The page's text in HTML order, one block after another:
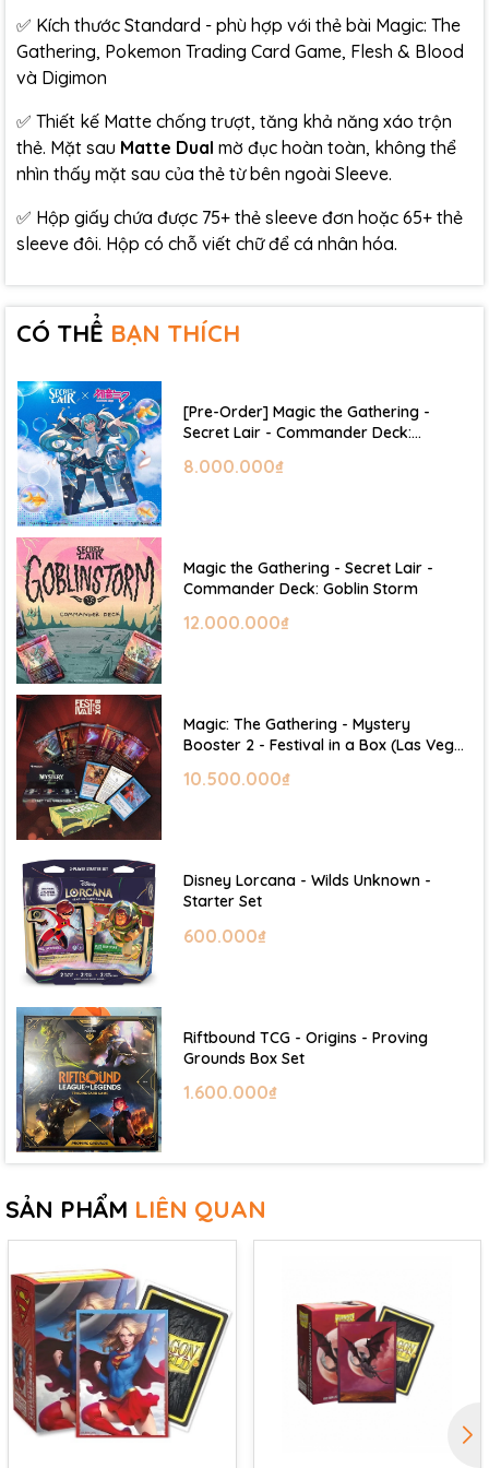
✅ Kích thước Standard - phù hợp với thẻ bài Magic: The
Gathering, Pokemon Trading Card Game, Flesh & Blood
và Digimon
✅ Thiết kế Matte chống trượt, tăng khả năng xáo trộn
thẻ. Mặt sau Matte Dual mờ đục hoàn toàn, không thể
nhìn thấy mặt sau của thẻ từ bên ngoài Sleeve.
✅ Hộp giấy chứa được 75+ thẻ sleeve đơn hoặc 65+ thẻ
sleeve đôi. Hộp có chỗ viết chữ để cá nhân hóa.
CÓ THỂ BẠN THÍCH
[Pre-Order] Magic the Gathering -
Secret Lair - Commander Deck:
8.000.000₫
Magic the Gathering - Secret Lair -
Commander Deck: Goblin Storm
12.000.000₫
Magic: The Gathering - Mystery
Booster 2 - Festival in a Box (Las Vegas
10.500.000₫
Disney Lorcana - Wilds Unknown -
Starter Set
600.000₫
Riftbound TCG - Origins - Proving
Grounds Box Set
1.600.000₫
SẢN PHẨM LIÊN QUAN